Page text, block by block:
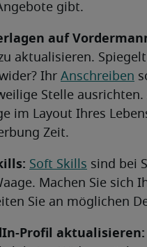
gibt.
auf
aktualisieren.
Ihr Anschreiben
Stelle ausrichten.
im Layout Ihres
Zeit.
Soft Skills sind bei
Machen Sie sich
Sie an möglichen
Profil aktualisieren: